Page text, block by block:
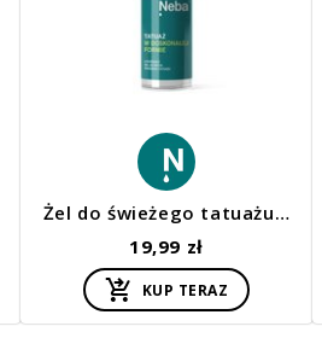
Żel do świeżego tatuażu…
19,99 zł
KUP TERAZ